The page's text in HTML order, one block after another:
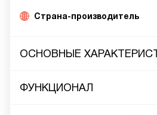
Страна-производитель
ОСНОВНЫЕ
ФУНКЦИОНАЛ